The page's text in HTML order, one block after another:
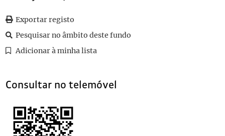
Exportar registo
Pesquisar no âmbito deste fundo
Adicionar à minha lista
Consultar no telemóvel